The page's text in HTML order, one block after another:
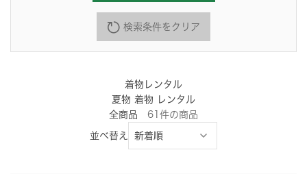
検索条件をクリア
着物レンタル
夏物 着物 レンタル
全商品 61 件の商品
並べ替え